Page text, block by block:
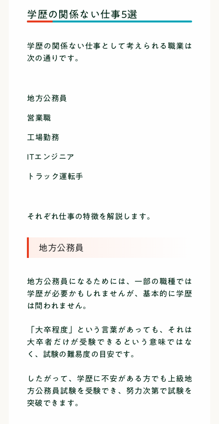
学歴の関係ない仕事5選
学歴の関係ない仕事として考えられる職業は
次の通りです。
地方公務員
営業職
工場勤務
ITエンジニア
トラック運転手
それぞれ仕事の特徴を解説します。
地方公務員
地方公務員になるためには、一部の職種では
学歴が必要かもしれませんが、基本的に学歴
は問われません。
「大卒程度」という言葉があっても、それは
大卒者だけが受験できるという意味ではな
く、試験の難易度の目安です。
したがって、学歴に不安がある方でも上級地
方公務員試験を受験でき、努力次第で試験を
突破できます。